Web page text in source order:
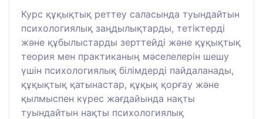
Курс құқықтық реттеу саласында туындайтын
психологиялық заңдылықтарды, тетіктерді
және құбылыстарды зерттейді және құқықтық
теория мен практиканың мәселелерін шешу
үшін психологиялық білімдерді пайдаланады,
құқықтық қатынастар, құқық қорғау және
қылмыспен күрес жағдайында нақты
туындайтын нақты психологиялық